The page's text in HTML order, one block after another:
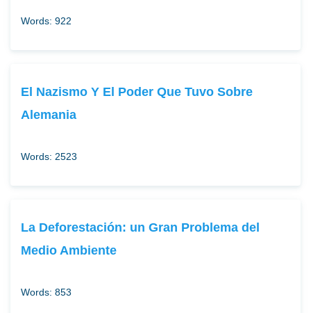
Words: 922
El Nazismo Y El Poder Que Tuvo Sobre
Alemania
Words: 2523
La Deforestación: un Gran Problema del
Medio Ambiente
Words: 853